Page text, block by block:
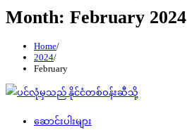
Month: February 2024
Home
2024
February
ဆောင်းပါးများ